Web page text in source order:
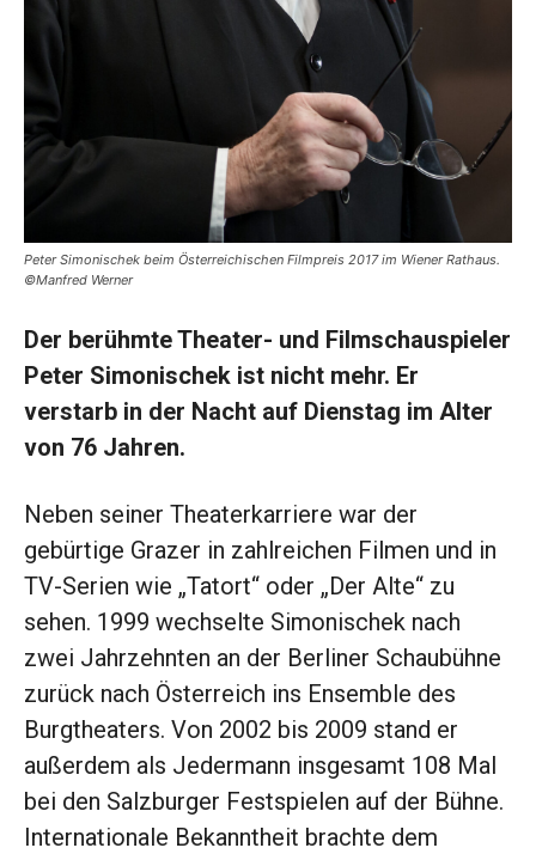
Peter Simonischek beim Österreichischen Filmpreis 2017 im Wiener Rathaus.
©Manfred Werner
Der berühmte Theater- und Filmschauspieler
Peter Simonischek ist nicht mehr. Er
verstarb in der Nacht auf Dienstag im Alter
von 76 Jahren.
Neben seiner Theaterkarriere war der
gebürtige Grazer in zahlreichen Filmen und in
TV-Serien wie „Tatort“ oder „Der Alte“ zu
sehen. 1999 wechselte Simonischek nach
zwei Jahrzehnten an der Berliner Schaubühne
zurück nach Österreich ins Ensemble des
Burgtheaters. Von 2002 bis 2009 stand er
außerdem als Jedermann insgesamt 108 Mal
bei den Salzburger Festspielen auf der Bühne.
Internationale Bekanntheit brachte dem